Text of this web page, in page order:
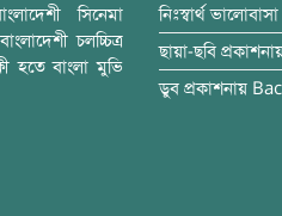
সিনেমা
চলচ্চিত্র
হতে বাংলা মুভি
নিঃস্বার্থ ভালোবাসা
ছায়া-ছবি
ডুব প্রকাশনায়